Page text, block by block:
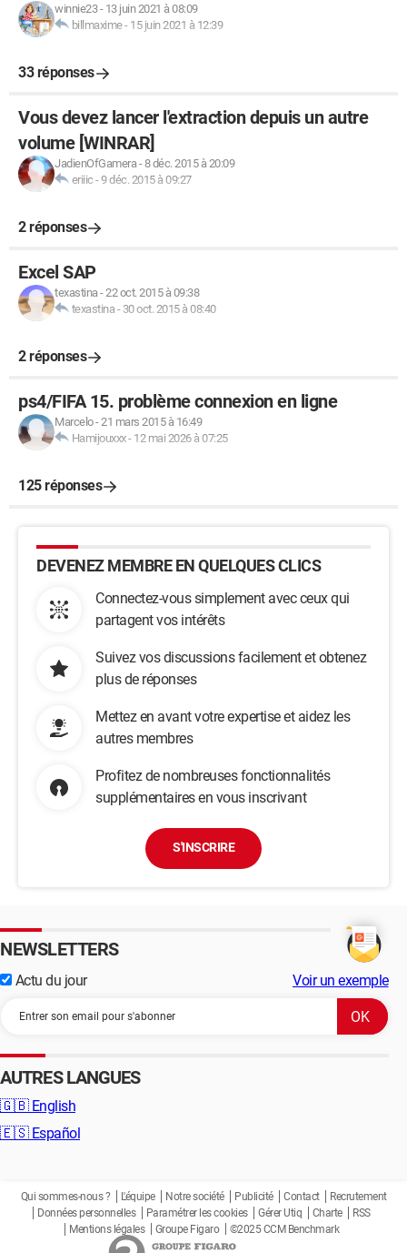
winnie23- 13 juin 2021 à 08:09
billmaxime- 15 juin 2021 à 12:39
33 réponses
Vous devez lancer l'extraction depuis un autre
volume [WINRAR]
JadienOfGamera-8 déc. 2015 à 20:09
eriiic -9 déc. 2015 à 09:27
2 réponses
Excel SAP
texastina-22 oct. 2015 à 09:38
texastina - 30 oct. 2015 à 08:40
2 réponses
ps4/FIFA 15. problème connexion en ligne
Marcelo-21 mars 2015 à 16:49
Hamijouxxx- 12 mai 2026 à 07:25
125 réponses
DEVENEZ MEMBRE EN QUELQUES CLICS
Connectez-vous simplement avec ceux qui
partagent vos intérêts
Suivez vos discussions facilement et obtenez
plus de réponses
Mettez en avant votre expertise et aidez les
autres membres
Profitez de nombreuses fonctionnalités
supplémentaires en vous inscrivant
S'INSCRIRE
NEWSLETTERS
Actu du jour Voir un exemple
AUTRES LANGUES
🇬🇧 English
🇪🇸 Español
Qui sommes-nous ? L'équipe Notre société Publicité Contact
Recrutement
Données personnelles
Paramétrer les cookies Gérer Utiq Charte
RSS
Mentions légales
Groupe Figaro ©2025 CCM Benchmark